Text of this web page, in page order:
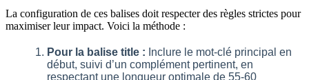
La configuration de ces balises doit respecter des règles strictes pour
maximiser leur impact. Voici la méthode :
Pour la balise title : Inclure le mot-clé principal en
début, suivi d’un complément pertinent, en
respectant une longueur optimale de 55-60